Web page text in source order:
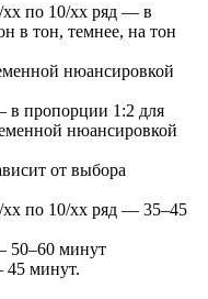
по 10/хх ряд — в
в тон, темнее, на тон
нюансировкой
в пропорции 1:2 для
нюансировкой
от выбора
по 10/хх ряд — 35–45
50–60 минут
45 минут.